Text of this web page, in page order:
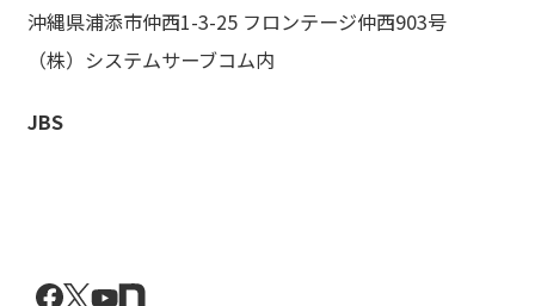
沖縄県浦添市仲西1-3-25 フロンテージ仲西903号
（株）システムサーブコム内
JBS